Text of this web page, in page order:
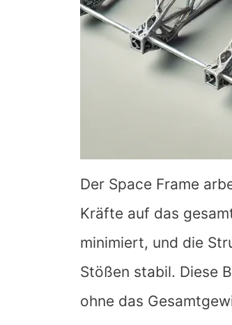
Der Space Frame
Kräfte auf das
minimiert, und die
Stößen stabil. Diese
ohne das